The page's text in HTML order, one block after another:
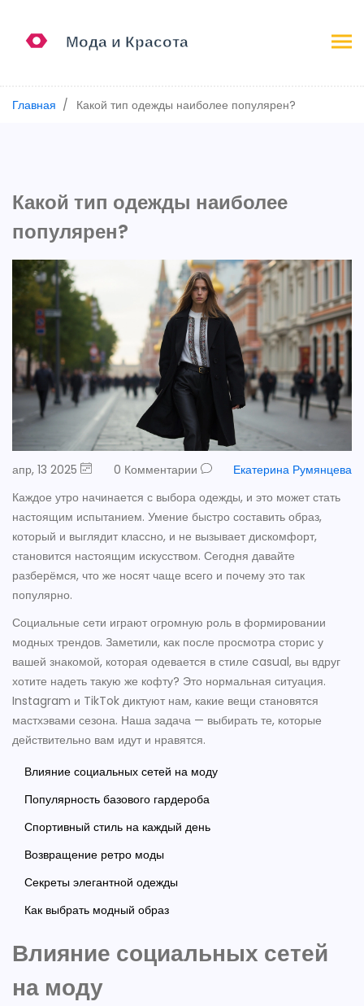
Главная Какой тип одежды наиболее популярен?
Какой тип одежды наиболее
популярен?
апр, 13 2025 0 Комментарии
Екатерина Румянцева
Каждое утро начинается с выбора одежды, и это может стать
настоящим испытанием. Умение быстро составить образ,
который и выглядит классно, и не вызывает дискомфорт,
становится настоящим искусством. Сегодня давайте
разберёмся, что же носят чаще всего и почему это так
популярно.
Социальные сети играют огромную роль в формировании
модных трендов. Заметили, как после просмотра сторис у
вашей знакомой, которая одевается в стиле casual, вы вдруг
хотите надеть такую же кофту? Это нормальная ситуация.
Instagram и TikTok диктуют нам, какие вещи становятся
мастхэвами сезона. Наша задача — выбирать те, которые
действительно вам идут и нравятся.
Влияние социальных сетей на моду
Популярность базового гардероба
Спортивный стиль на каждый день
Возвращение ретро моды
Секреты элегантной одежды
Как выбрать модный образ
Влияние социальных сетей
на моду